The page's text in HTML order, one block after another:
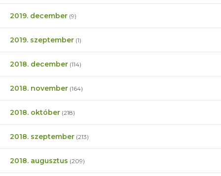
2019. december (9)
2019. szeptember (1)
2018. december (114)
2018. november (164)
2018. október (218)
2018. szeptember (213)
2018. augusztus (209)